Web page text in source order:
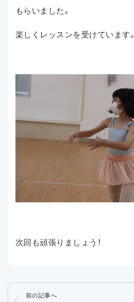
もらいました。
楽しくレッスンを受けています。
次回も頑張りましょう！
前の記事へ